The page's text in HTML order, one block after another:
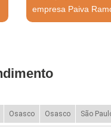
empresa Paiva
Osasco Osasco São